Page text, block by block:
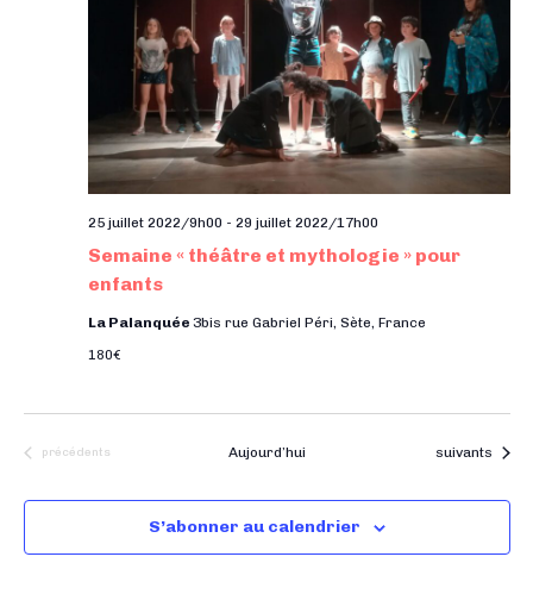
Semaine « théâtre et mythologie » pour
enfants
25 juillet 2022/9h00 - 29 juillet 2022/17h00
La Palanquée 3bis rue Gabriel Péri, Sète, France
180€
Évènements
précédents Aujourd’hui Évènements
suivants
S’abonner au calendrier